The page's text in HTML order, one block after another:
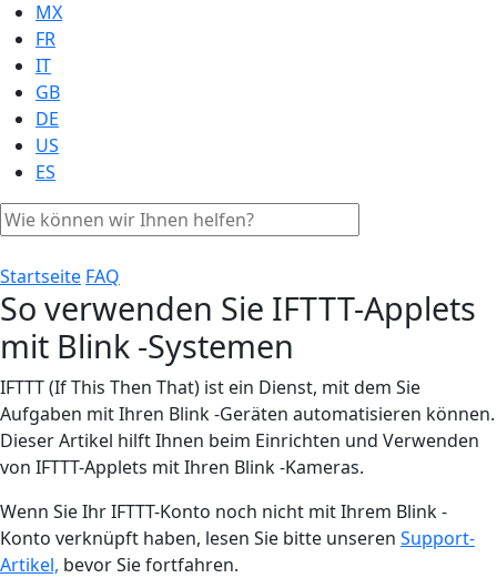
MX
FR
IT
GB
DE
US
ES
Startseite FAQ
So verwenden Sie IFTTT-Applets
mit Blink -Systemen
IFTTT (If This Then That) ist ein Dienst, mit dem Sie
Aufgaben mit Ihren Blink -Geräten automatisieren können.
Dieser Artikel hilft Ihnen beim Einrichten und Verwenden
von IFTTT-Applets mit Ihren Blink -Kameras.
Wenn Sie Ihr IFTTT-Konto noch nicht mit Ihrem Blink -
Konto verknüpft haben, lesen Sie bitte unseren Support-
Artikel, bevor Sie fortfahren.